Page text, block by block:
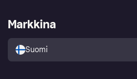
Tutustu kauppoihin
Ostajan turva
Kirjaudu sisään yrityksenä
Markkina
Suomi